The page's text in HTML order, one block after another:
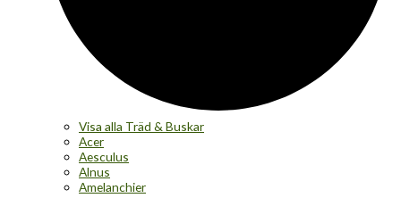
Visa alla Träd & Buskar
Acer
Aesculus
Alnus
Amelanchier